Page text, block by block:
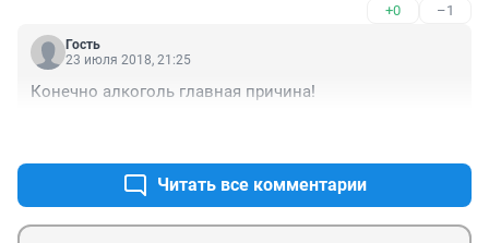
+0 –1
Гость
23 июля 2018, 21:25
Конечно алкоголь главная причина!
Читать все комментарии